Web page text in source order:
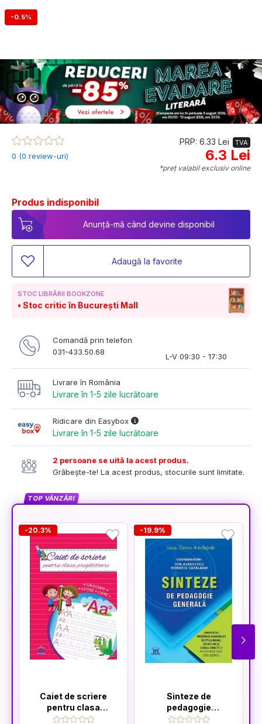
-0.5%
0 (0 review-uri)
PRP: 6.33 Lei TVA
6.3 Lei
*preț valabil exclusiv online
Produs indisponibil
Anunță-mă când devine disponibil
Adaugă la favorite
STOC LIBRĂRII BOOKZONE
Stoc critic în București Mall
Comandă prin telefon
031-433.50.68
L-V 09:30 - 17:30
Livrare în România
Livrare în 1-5 zile lucrătoare
Ridicare din Easybox
Livrare în 1-5 zile lucrătoare
2 persoane se uită la acest produs.
Grăbește-te! La acest produs, stocurile sunt limitate.
TOP VÂNZĂRI
-20.3%
Caiet de scriere
pentru clasa
pregatitoare
-19.9%
Sinteze de
pedagogie
generală: Ghid